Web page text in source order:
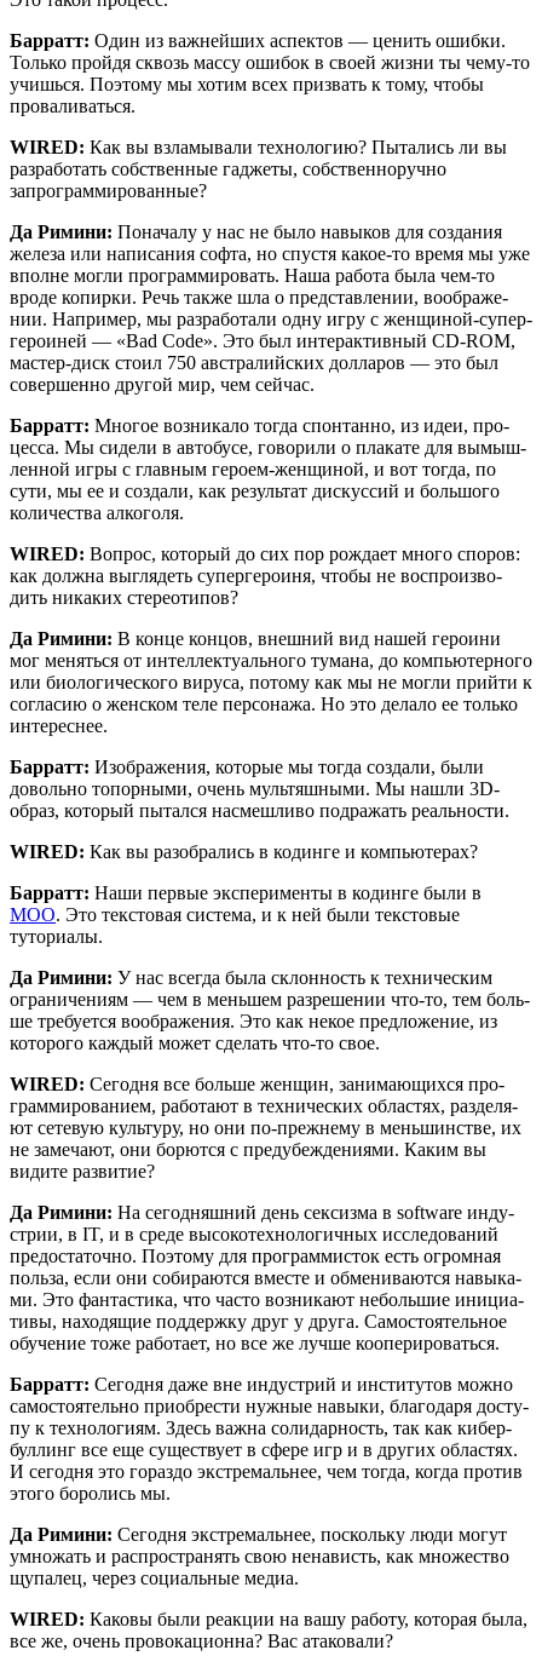
Бар­ратт: Один из важ­ней­ших аспек­тов — ценить ошиб­ки.
Толь­ко прой­дя сквозь мас­су оши­бок в сво­ей жиз­ни ты чему-то
учишь­ся. Поэто­му мы хотим всех при­звать к тому, что­бы
проваливаться.
WIRED: Как вы взла­мы­ва­ли тех­но­ло­гию? Пыта­лись ли вы
раз­ра­бо­тать соб­ствен­ные гад­же­ты, соб­ствен­но­руч­но
запрограммированные?
Да Рими­ни: Пона­ча­лу у нас не было навы­ков для созда­ния
желе­за или напи­са­ния соф­та, но спу­стя какое-то вре­мя мы уже
вполне мог­ли про­грам­ми­ро­вать. Наша рабо­та была чем-то
вро­де копир­ки. Речь так­же шла о пред­став­ле­нии, вооб­ра­же­
нии. Напри­мер, мы раз­ра­бо­та­ли одну игру с жен­щи­ной-супер­
ге­ро­и­ней — «Bad Code». Это был интер­ак­тив­ный CD-ROM,
мастер-диск сто­ил 750 австра­лий­ских дол­ла­ров — это был
совер­шен­но дру­гой мир, чем сейчас.
Бар­ратт: Мно­гое воз­ни­ка­ло тогда спон­тан­но, из идеи, про­
цес­са. Мы сиде­ли в авто­бу­се, гово­ри­ли о пла­ка­те для вымыш­
лен­ной игры с глав­ным геро­ем-жен­щи­ной, и вот тогда, по
сути, мы ее и созда­ли, как резуль­тат дис­кус­сий и боль­шо­го
коли­че­ства алкоголя.
WIRED: Вопрос, кото­рый до сих пор рож­да­ет мно­го спо­ров:
как долж­на выгля­деть супер­ге­ро­и­ня, что­бы не вос­про­из­во­
дить ника­ких стереотипов?
Да Рими­ни: В кон­це кон­цов, внеш­ний вид нашей геро­и­ни
мог менять­ся от интел­лек­ту­аль­но­го тума­на, до ком­пью­тер­но­го
или био­ло­ги­че­ско­го виру­са, пото­му как мы не мог­ли прий­ти к
согла­сию о жен­ском теле пер­со­на­жа. Но это дела­ло ее толь­ко
интереснее.
Бар­ратт: Изоб­ра­же­ния, кото­рые мы тогда созда­ли, были
доволь­но топор­ны­ми, очень муль­тяш­ны­ми. Мы нашли 3D-
образ, кото­рый пытал­ся насмеш­ли­во под­ра­жать реальности.
WIRED: Как вы разо­бра­лись в кодин­ге и компьютерах?
Бар­ратт: Наши пер­вые экс­пе­ри­мен­ты в кодин­ге были в
MOO. Это тек­сто­вая систе­ма, и к ней были тек­сто­вые
туториалы.
Да Рими­ни: У нас все­гда была склон­ность к тех­ни­че­ским
огра­ни­че­ни­ям — чем в мень­шем раз­ре­ше­нии что-то, тем боль­
ше тре­бу­ет­ся вооб­ра­же­ния. Это как некое пред­ло­же­ние, из
кото­ро­го каж­дый может сде­лать что-то свое.
WIRED: Сего­дня все боль­ше жен­щин, зани­ма­ю­щих­ся про­
грам­ми­ро­ва­ни­ем, рабо­та­ют в тех­ни­че­ских обла­стях, раз­де­ля­
ют сете­вую куль­ту­ру, но они по-преж­не­му в мень­шин­стве, их
не заме­ча­ют, они борют­ся с предубеж­де­ни­я­ми. Каким вы
види­те развитие?
Да Рими­ни: На сего­дняш­ний день сек­сиз­ма в software инду­
стрии, в IT, и в сре­де высо­ко­тех­но­ло­гич­ных иссле­до­ва­ний
предо­ста­точ­но. Поэто­му для про­грам­ми­сток есть огром­ная
поль­за, если они соби­ра­ют­ся вме­сте и обме­ни­ва­ют­ся навы­ка­
ми. Это фан­та­сти­ка, что часто воз­ни­ка­ют неболь­шие ини­ци­а­
ти­вы, нахо­дя­щие под­держ­ку друг у дру­га. Само­сто­я­тель­ное
обу­че­ние тоже рабо­та­ет, но все же луч­ше кооперироваться.
Бар­ратт: Сего­дня даже вне инду­стрий и инсти­ту­тов мож­но
само­сто­я­тель­но при­об­ре­сти нуж­ные навы­ки, бла­го­да­ря досту­
пу к тех­но­ло­ги­ям. Здесь важ­на соли­дар­ность, так как кибер­
бул­линг все еще суще­ству­ет в сфе­ре игр и в дру­гих обла­стях.
И сего­дня это гораз­до экс­тре­маль­нее, чем тогда, когда про­тив
это­го боро­лись мы.
Да Рими­ни: Сего­дня экс­тре­маль­нее, посколь­ку люди могут
умно­жать и рас­про­стра­нять свою нена­висть, как мно­же­ство
щупа­лец, через соци­аль­ные медиа.
WIRED: Како­вы были реак­ции на вашу рабо­ту, кото­рая была,
все же, очень про­во­ка­ци­он­на? Вас атаковали?